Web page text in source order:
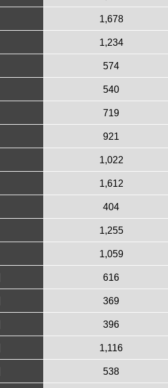
1,678
1,234
574
540
719
921
1,022
1,612
404
1,255
1,059
616
369
396
1,116
538